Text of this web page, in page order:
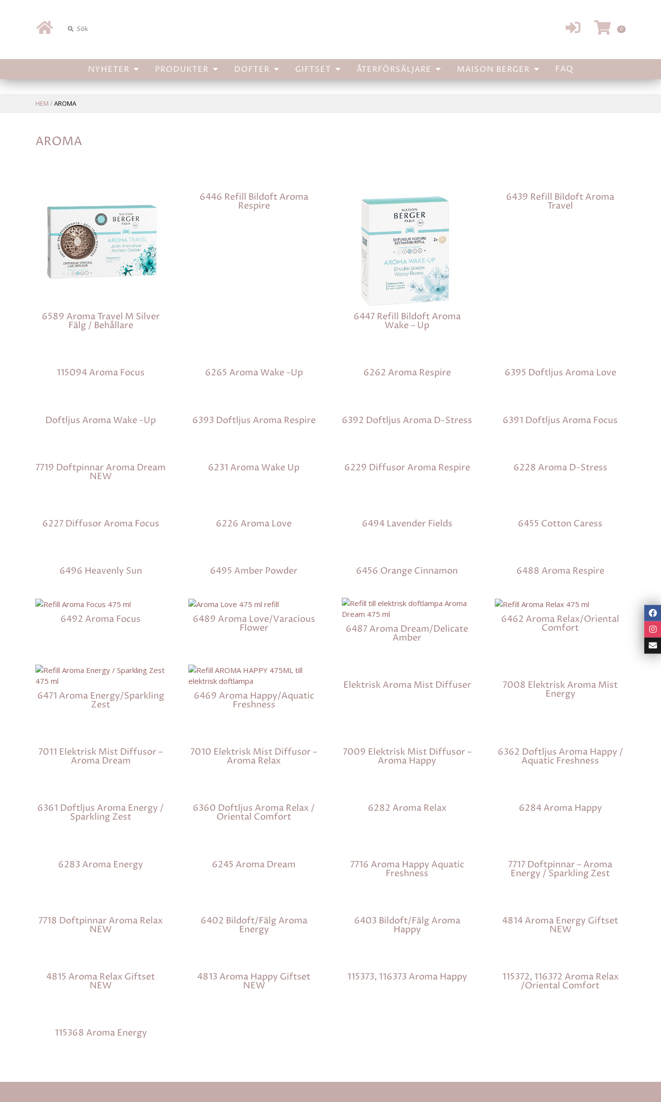
Hem 0
LOGGA
NYHETER PRODUKTER DOFTER GIFTSET ÅTERFÖRSÄLJARE MAISON BERGER FAQ
HEM /AROMA
AROMA
6589 Aroma Travel M Silver
Fälg / Behållare
6446 Refill Bildoft Aroma
Respire
6447 Refill Bildoft Aroma
Wake – Up
6439 Refill Bildoft Aroma
Travel
115094 Aroma Focus 6265 Aroma Wake -Up 6262 Aroma Respire 6395 Doftljus Aroma Love
Doftljus Aroma Wake -Up 6393 Doftljus Aroma Respire 6392 Doftljus Aroma D-Stress 6391 Doftljus Aroma Focus
7719 Doftpinnar Aroma Dream
NEW
6231 Aroma Wake Up 6229 Diffusor Aroma Respire 6228 Aroma D-Stress
6227 Diffusor Aroma Focus 6226 Aroma Love 6494 Lavender Fields 6455 Cotton Caress
6496 Heavenly Sun 6495 Amber Powder 6456 Orange Cinnamon 6488 Aroma Respire
6492 Aroma Focus 6489 Aroma Love/Varacious
Flower 6487 Aroma Dream/Delicate
Amber
6462 Aroma Relax/Oriental
Comfort
6471 Aroma Energy/Sparkling
Zest
6469 Aroma Happy/Aquatic
Freshness
Elektrisk Aroma Mist Diffuser 7008 Elektrisk Aroma Mist
Energy
7011 Elektrisk Mist Diffusor –
Aroma Dream
7010 Elektrisk Mist Diffusor –
Aroma Relax
7009 Elektrisk Mist Diffusor –
Aroma Happy
6362 Doftljus Aroma Happy /
Aquatic Freshness
6361 Doftljus Aroma Energy /
Sparkling Zest
6360 Doftljus Aroma Relax /
Oriental Comfort
6282 Aroma Relax 6284 Aroma Happy
6283 Aroma Energy 6245 Aroma Dream 7716 Aroma Happy Aquatic
Freshness
7717 Doftpinnar – Aroma
Energy / Sparkling Zest
7718 Doftpinnar Aroma Relax
NEW
6402 Bildoft/fälg Aroma
Energy
6403 Bildoft/fälg Aroma
Happy
4814 Aroma Energy Giftset
NEW
4815 Aroma Relax Giftset
NEW
4813 Aroma Happy Giftset
NEW
115373, 116373 Aroma Happy 115372, 116372 Aroma Relax
/Oriental Comfort
115368 Aroma Energy